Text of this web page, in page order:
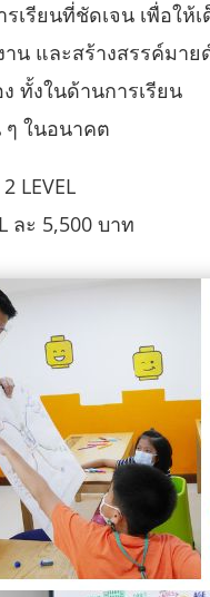
เรียนที่ชัดเจน เพื่อให้เ
าน และสร้างสรรค์มา
ทั้งในด้านการเรียน
ในอนาคต
LEVEL
ละ 5,500 บาท